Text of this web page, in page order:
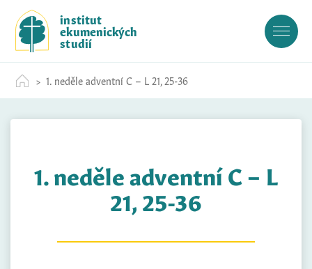
c
institut
ekumenických
studií
1. neděle adventní C – L 21, 25-36
1. neděle adventní C – L
21, 25-36